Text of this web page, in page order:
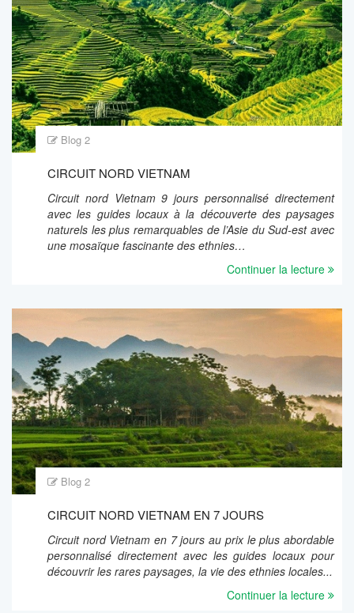
Blog 2
CIRCUIT NORD VIETNAM
Circuit nord Vietnam 9 jours personnalisé directement
avec les guides locaux à la découverte des paysages
naturels les plus remarquables de l’Asie du Sud-est avec
une mosaïque fascinante des ethnies…
Continuer la lecture
Blog 2
CIRCUIT NORD VIETNAM EN 7 JOURS
Circuit nord Vietnam en 7 jours au prix le plus abordable
personnalisé directement avec les guides locaux pour
découvrir les rares paysages, la vie des ethnies locales...
Continuer la lecture